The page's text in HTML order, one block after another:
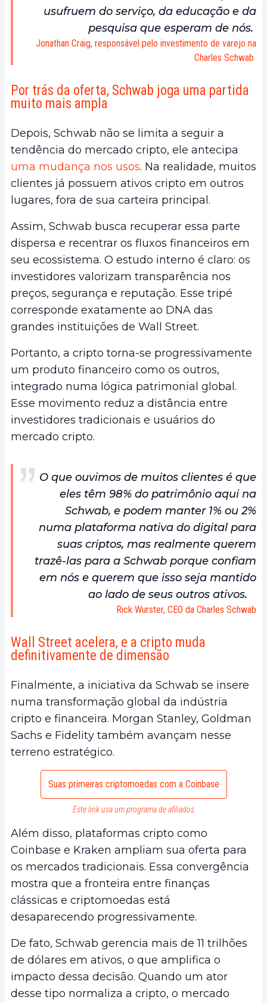
usufruem do serviço, da educação e da
pesquisa que esperam de nós.
Jonathan Craig, responsável pelo investimento de varejo na
Charles Schwab
Por trás da oferta, Schwab joga uma partida
muito mais ampla
Depois, Schwab não se limita a seguir a
tendência do mercado cripto, ele antecipa
uma mudança nos usos. Na realidade, muitos
clientes já possuem ativos cripto em outros
lugares, fora de sua carteira principal.
Assim, Schwab busca recuperar essa parte
dispersa e recentrar os fluxos financeiros em
seu ecossistema. O estudo interno é claro: os
investidores valorizam transparência nos
preços, segurança e reputação. Esse tripé
corresponde exatamente ao DNA das
grandes instituições de Wall Street.
Portanto, a cripto torna-se progressivamente
um produto financeiro como os outros,
integrado numa lógica patrimonial global.
Esse movimento reduz a distância entre
investidores tradicionais e usuários do
mercado cripto.
O que ouvimos de muitos clientes é que
eles têm 98% do patrimônio aqui na
Schwab, e podem manter 1% ou 2%
numa plataforma nativa do digital para
suas criptos, mas realmente querem
trazê-las para a Schwab porque confiam
em nós e querem que isso seja mantido
ao lado de seus outros ativos.
Rick Wurster, CEO da Charles Schwab
Wall Street acelera, e a cripto muda
definitivamente de dimensão
Finalmente, a iniciativa da Schwab se insere
numa transformação global da indústria
cripto e financeira. Morgan Stanley, Goldman
Sachs e Fidelity também avançam nesse
terreno estratégico.
Suas primeiras criptomoedas com a Coinbase
Este link usa um programa de afiliados
Além disso, plataformas cripto como
Coinbase e Kraken ampliam sua oferta para
os mercados tradicionais. Essa convergência
mostra que a fronteira entre finanças
clássicas e criptomoedas está
desaparecendo progressivamente.
De fato, Schwab gerencia mais de 11 trilhões
de dólares em ativos, o que amplifica o
impacto dessa decisão. Quando um ator
desse tipo normaliza a cripto, o mercado